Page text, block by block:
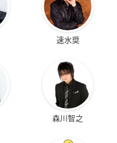
速水奨
森川智之